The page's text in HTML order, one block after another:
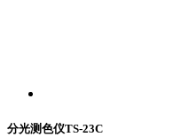
分光测色仪TS-23C